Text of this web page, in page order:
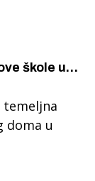
škole u